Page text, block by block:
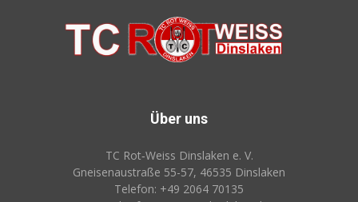
Über uns
TC Rot‑Weiss Dinslaken e. V.
Gneisenaustraße 55-57, 46535 Dinslaken
Telefon: +49 2064 70135